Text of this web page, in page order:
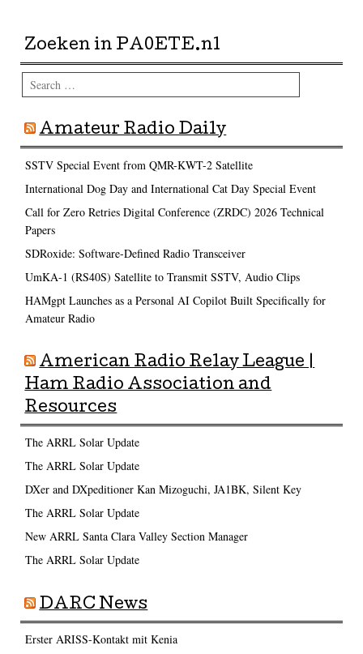
Zoeken in PA0ETE.nl
Search
Amateur Radio Daily
SSTV Special Event from QMR-KWT-2 Satellite
International Dog Day and International Cat Day Special Event
Call for Zero Retries Digital Conference (ZRDC) 2026 Technical
Papers
SDRoxide: Software-Defined Radio Transceiver
UmKA-1 (RS40S) Satellite to Transmit SSTV, Audio Clips
HAMgpt Launches as a Personal AI Copilot Built Specifically for
Amateur Radio
American Radio Relay League |
Ham Radio Association and
Resources
The ARRL Solar Update
The ARRL Solar Update
DXer and DXpeditioner Kan Mizoguchi, JA1BK, Silent Key
The ARRL Solar Update
New ARRL Santa Clara Valley Section Manager
The ARRL Solar Update
DARC News
Erster ARISS-Kontakt mit Kenia